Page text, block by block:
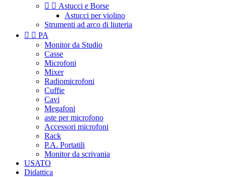
  Astucci e Borse
Astucci per violino
Strumenti ad arco di liuteria
  PA
Monitor da Studio
Casse
Microfoni
Mixer
Radiomicrofoni
Cuffie
Cavi
Megafoni
aste per microfono
Accessori microfoni
Rack
P.A. Portatili
Monitor da scrivania
USATO
Didattica